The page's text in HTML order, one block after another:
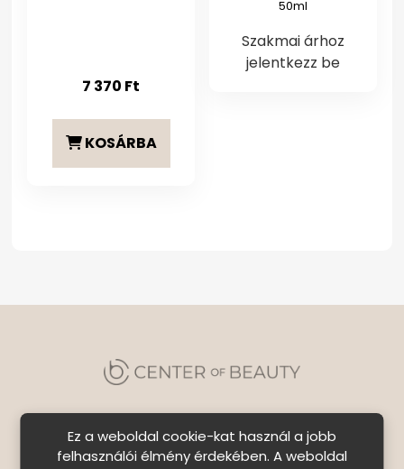
7 370 Ft
KOSÁRBA
50ml
Szakmai árhoz
jelentkezz be
Ez a weboldal cookie-kat használ a jobb
felhasználói élmény érdekében. A weboldal